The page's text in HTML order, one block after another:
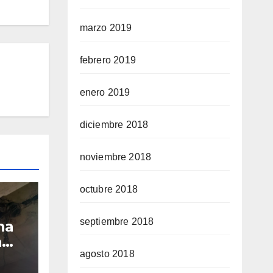
marzo 2019
febrero 2019
enero 2019
diciembre 2018
noviembre 2018
octubre 2018
septiembre 2018
agosto 2018